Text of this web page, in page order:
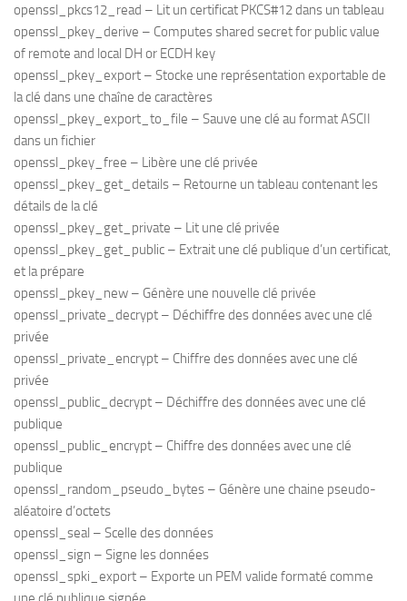
openssl_pkcs12_read – Lit un certificat PKCS#12 dans un tableau
openssl_pkey_derive – Computes shared secret for public value
of remote and local DH or ECDH key
openssl_pkey_export – Stocke une représentation exportable de
la clé dans une chaîne de caractères
openssl_pkey_export_to_file – Sauve une clé au format ASCII
dans un fichier
openssl_pkey_free – Libère une clé privée
openssl_pkey_get_details – Retourne un tableau contenant les
détails de la clé
openssl_pkey_get_private – Lit une clé privée
openssl_pkey_get_public – Extrait une clé publique d’un certificat,
et la prépare
openssl_pkey_new – Génère une nouvelle clé privée
openssl_private_decrypt – Déchiffre des données avec une clé
privée
openssl_private_encrypt – Chiffre des données avec une clé
privée
openssl_public_decrypt – Déchiffre des données avec une clé
publique
openssl_public_encrypt – Chiffre des données avec une clé
publique
openssl_random_pseudo_bytes – Génère une chaine pseudo-
aléatoire d’octets
openssl_seal – Scelle des données
openssl_sign – Signe les données
openssl_spki_export – Exporte un PEM valide formaté comme